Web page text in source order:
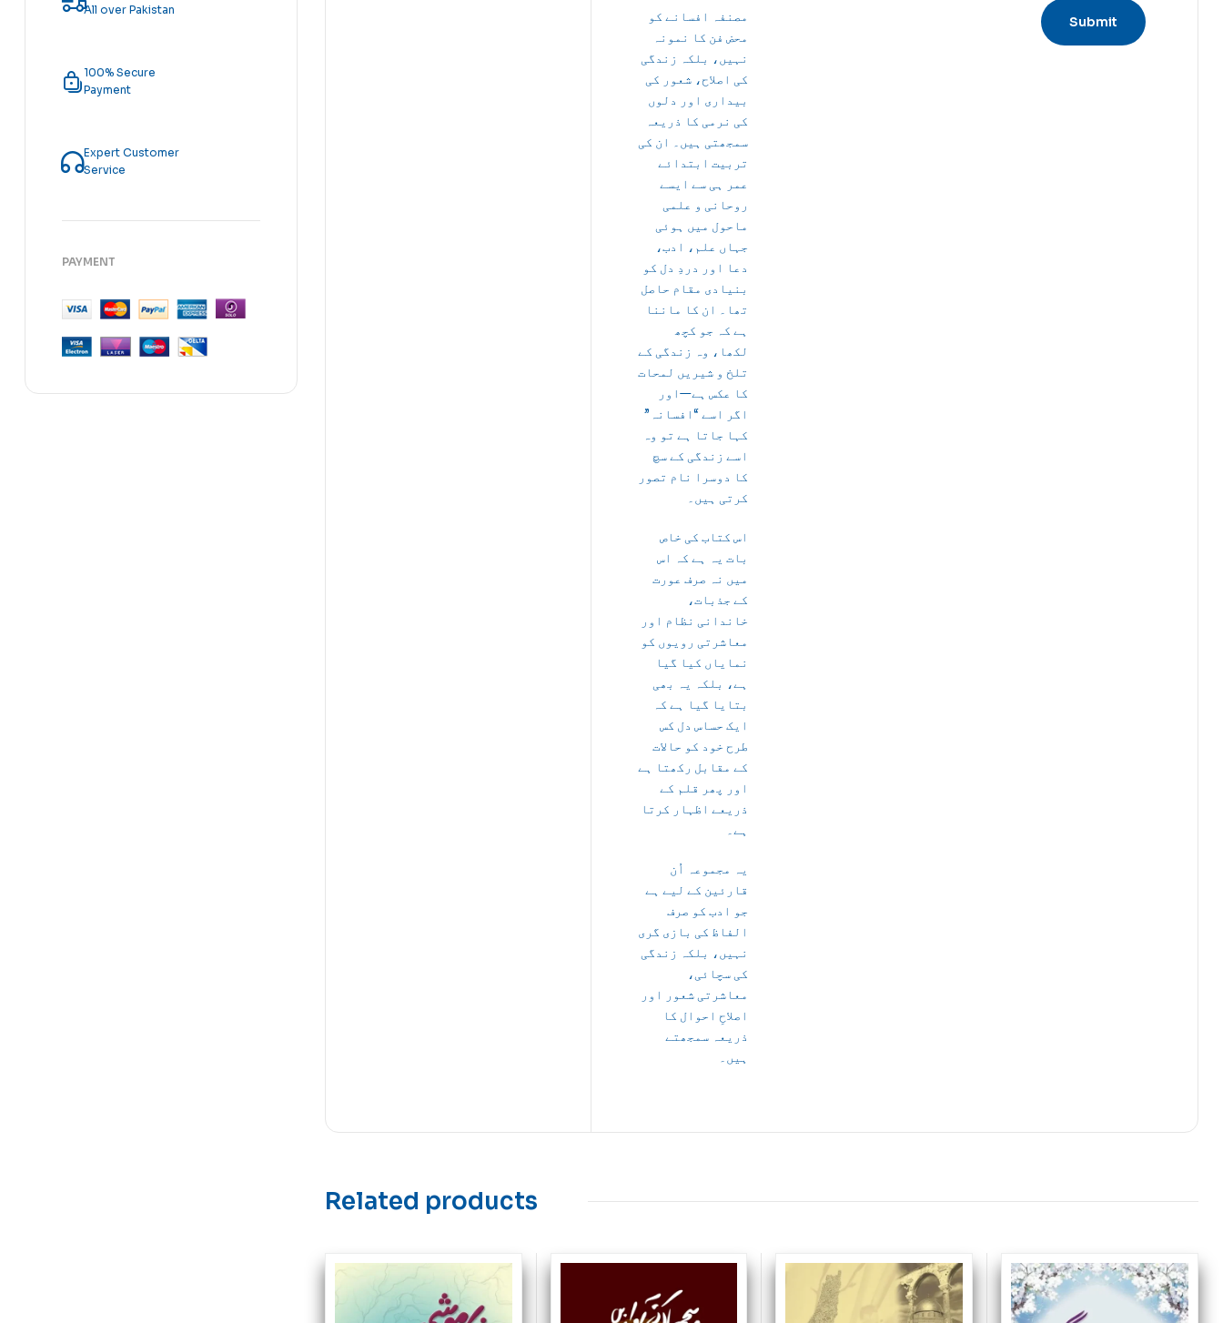
مصنفہ افسانے کو
محض فن کا نمونہ
نہیں، بلکہ زندگی
کی اصلاح، شعور کی
بیداری اور دلوں
کی نرمی کا ذریعہ
سمجھتی ہیں۔ ان کی
تربیت ابتدائے
عمر ہی سے ایسے
روحانی و علمی
ماحول میں ہوئی
جہاں علم، ادب،
دعا اور دردِ دل کو
بنیادی مقام حاصل
تھا۔ ان کا ماننا
ہے کہ جو کچھ
لکھا، وہ زندگی کے
تلخ و شیریں لمحات
کا عکس ہے—اور
اگر اسے “افسانہ”
کہا جاتا ہے تو وہ
اسے زندگی کے سچ
کا دوسرا نام تصور
کرتی ہیں۔
اس کتاب کی خاص
بات یہ ہے کہ اس
میں نہ صرف عورت
کے جذبات،
خاندانی نظام اور
معاشرتی رویوں کو
نمایاں کیا گیا
ہے، بلکہ یہ بھی
بتایا گیا ہے کہ
ایک حساس دل کس
طرح خود کو حالات
کے مقابل رکھتا ہے
اور پھر قلم کے
ذریعے اظہار کرتا
ہے۔
یہ مجموعہ اُن
قارئین کے لیے ہے
جو ادب کو صرف
الفاظ کی بازی گری
نہیں، بلکہ زندگی
کی سچائی،
معاشرتی شعور اور
اصلاحِ احوال کا
ذریعہ سمجھتے
ہیں۔
Related products
All over Pakistan
100% Secure
Payment
Expert Customer
Service
PAYMENT